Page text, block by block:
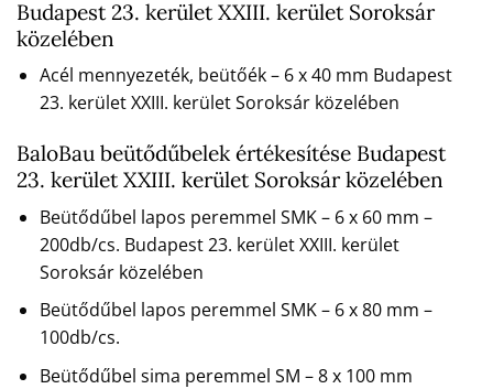
Budapest 23. kerület XXIII. kerület Soroksár
közelében
Acél mennyezeték, beütőék – 6 x 40 mm Budapest
23. kerület XXIII. kerület Soroksár közelében
BaloBau beütődűbelek értékesítése Budapest
23. kerület XXIII. kerület Soroksár közelében
Beütődűbel lapos peremmel SMK – 6 x 60 mm –
200db/cs. Budapest 23. kerület XXIII. kerület
Soroksár közelében
Beütődűbel lapos peremmel SMK – 6 x 80 mm –
100db/cs.
Beütődűbel sima peremmel SM – 8 x 100 mm